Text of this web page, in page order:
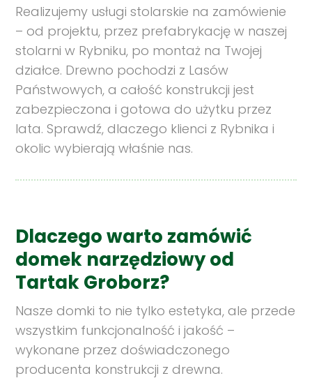
Realizujemy usługi stolarskie na zamówienie
– od projektu, przez prefabrykację w naszej
stolarni w Rybniku, po montaż na Twojej
działce. Drewno pochodzi z Lasów
Państwowych, a całość konstrukcji jest
zabezpieczona i gotowa do użytku przez
lata. Sprawdź, dlaczego klienci z Rybnika i
okolic wybierają właśnie nas.
Dlaczego warto zamówić
domek narzędziowy od
Tartak Groborz?
Nasze domki to nie tylko estetyka, ale przede
wszystkim funkcjonalność i jakość –
wykonane przez doświadczonego
producenta konstrukcji z drewna.